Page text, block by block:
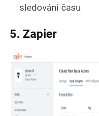
sledování času
5. Zapier